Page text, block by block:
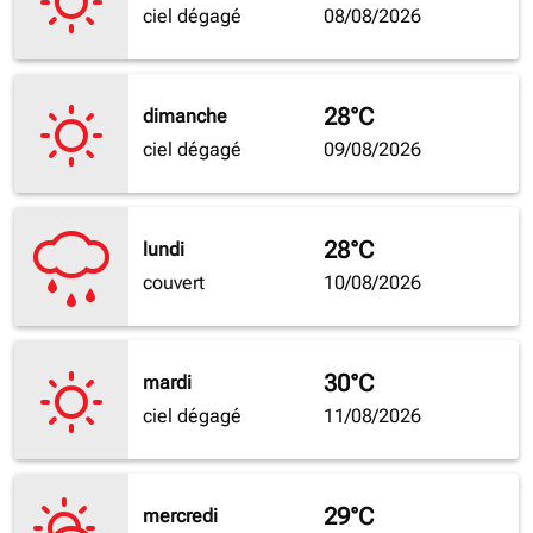
ciel dégagé
08/08/2026
dimanche
ciel dégagé
28°C
09/08/2026
lundi
couvert
28°C
10/08/2026
mardi
ciel dégagé
30°C
11/08/2026
mercredi
29°C